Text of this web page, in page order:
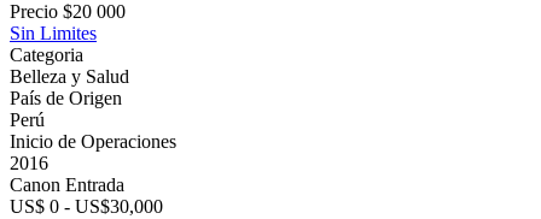
Precio $20 000
Sin Limites
Categoria
Belleza y Salud
País de Origen
Perú
Inicio de Operaciones
2016
Canon Entrada
US$ 0 - US$30,000